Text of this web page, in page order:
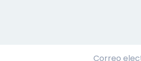
Correo